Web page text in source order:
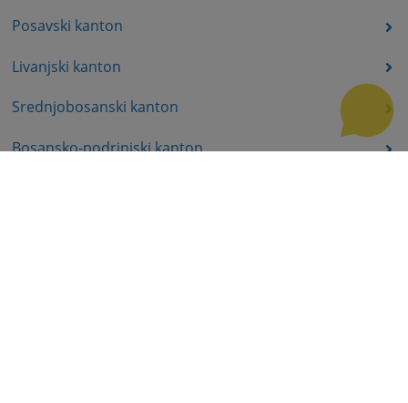
Posavski kanton
Livanjski kanton
Srednjobosanski kanton
Bosansko-podrinjski kanton